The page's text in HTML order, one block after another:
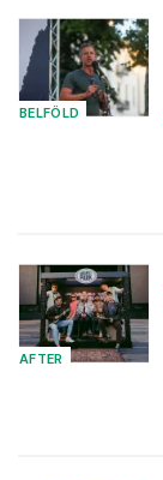
BELFÖLD
AFTER